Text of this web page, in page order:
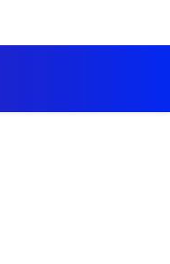
Kecelakaan Lalu